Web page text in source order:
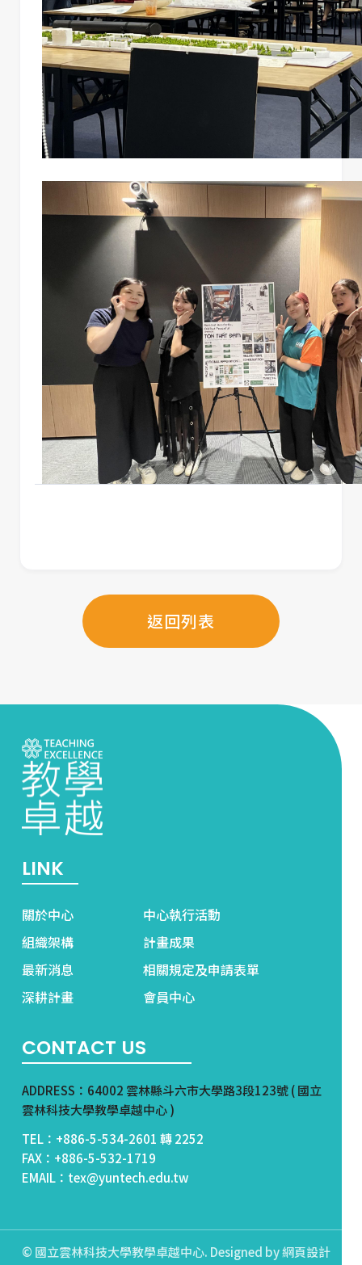
返回列表
LINK
關於中心
中心執行活動
組織架構
計畫成果
最新消息
相關規定及申請表單
深耕計畫
會員中心
CONTACT US
ADDRESS：64002 雲林縣斗六市大學路3段123號 ( 國立
雲林科技大學教學卓越中心 )
TEL：+886-5-534-2601 轉 2252
FAX：+886-5-532-1719
EMAIL：tex@yuntech.edu.tw
© 國立雲林科技大學教學卓越中心. Designed by網頁設計